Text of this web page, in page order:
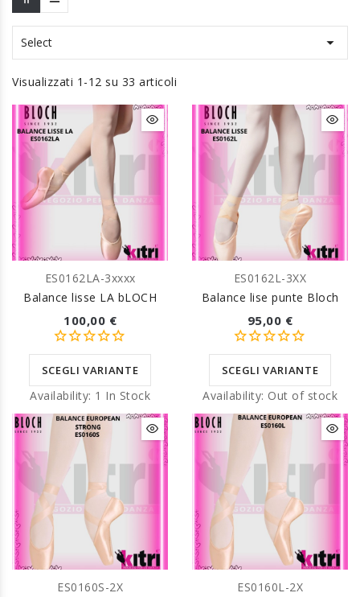
Select 
Visualizzati 1-12 su 33 articoli
ES0162LA-3xxxx
Balance lisse LA bLOCH
100,00 €
SCEGLI VARIANTE
Availability: 1 In Stock
ES0162L-3XX
Balance lise punte Bloch
95,00 €
SCEGLI VARIANTE
Availability: Out of stock
ES0160S-2X
ES0160L-2X